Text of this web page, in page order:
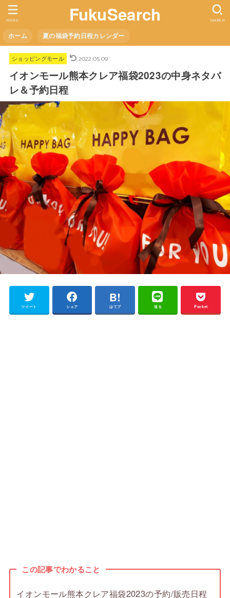
FukuSearch
ホーム 夏の福袋予約日程カレンダー
SEARCH
MENU
ショッピングモール 2022.05.09
イオンモール熊本クレア福袋2023の中身ネタバ
レ＆予約日程
ツイート シェア はてブ 送る Pocket
この記事でわかること
イオンモール熊本クレア福袋2023の予約/販売日程